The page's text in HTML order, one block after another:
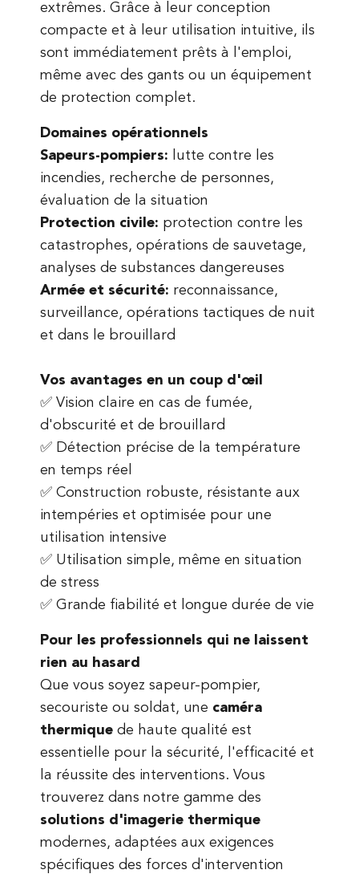
extrêmes. Grâce à leur conception
compacte et à leur utilisation intuitive, ils
sont immédiatement prêts à l'emploi,
même avec des gants ou un équipement
de protection complet.
Domaines opérationnels
Sapeurs-pompiers: lutte contre les
incendies, recherche de personnes,
évaluation de la situation
Protection civile: protection contre les
catastrophes, opérations de sauvetage,
analyses de substances dangereuses
Armée et sécurité: reconnaissance,
surveillance, opérations tactiques de nuit
et dans le brouillard
Vos avantages en un coup d'œil
✅ Vision claire en cas de fumée,
d'obscurité et de brouillard
✅ Détection précise de la température
en temps réel
✅ Construction robuste, résistante aux
intempéries et optimisée pour une
utilisation intensive
✅ Utilisation simple, même en situation
de stress
✅ Grande fiabilité et longue durée de vie
Pour les professionnels qui ne laissent
rien au hasard
Que vous soyez sapeur-pompier,
secouriste ou soldat, une caméra
thermique de haute qualité est
essentielle pour la sécurité, l'efficacité et
la réussite des interventions. Vous
trouverez dans notre gamme des
solutions d'imagerie thermique
modernes, adaptées aux exigences
spécifiques des forces d'intervention